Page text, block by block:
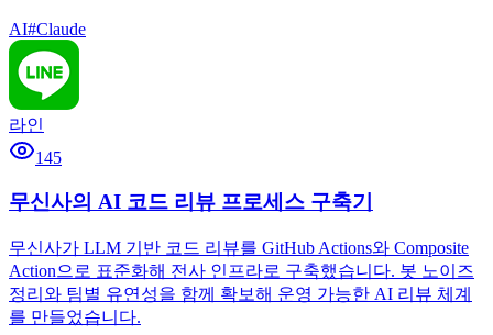
AI#Claude
라인
145
무신사의 AI 코드 리뷰 프로세스 구축기
무신사가 LLM 기반 코드 리뷰를 GitHub Actions와 Composite
Action으로 표준화해 전사 인프라로 구축했습니다. 봇 노이즈
정리와 팀별 유연성을 함께 확보해 운영 가능한 AI 리뷰 체계
를 만들었습니다.